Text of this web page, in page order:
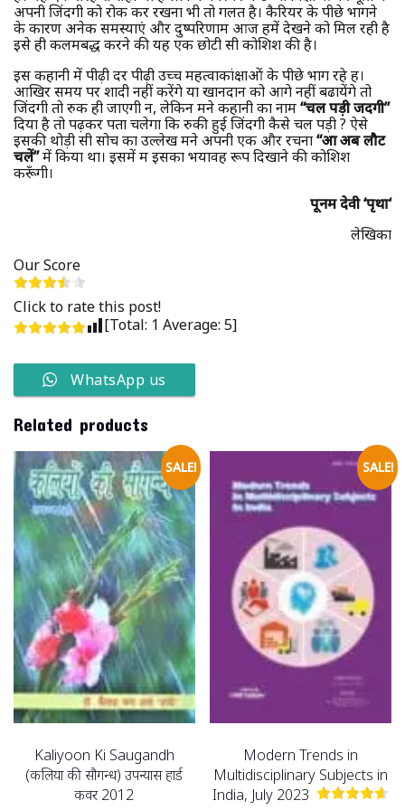
अपनी जिंदगी को रोक कर रखना भी तो गलत है। कैरियर के पीछे भागने
के कारण अनेक समस्याएं और दुष्परिणाम आज हमें देखने को मिल रही है
इसे ही कलमबद्ध करने की यह एक छोटी सी कोशिश की है।
इस कहानी में पीढ़ी दर पीढ़ी उच्च महत्वाकांक्षाओं के पीछे भाग रहे हैं।
आखिर समय पर शादी नहीं करेंगे या खानदान को आगे नहीं बढायेंगे तो
जिंदगी तो रुक ही जाएगी न, लेकिन मैंने कहानी का नाम“चल पड़ी जिंदगी”
दिया है तो पढ़कर पता चलेगा कि रुकी हुई जिंदगी कैसे चल पड़ी ? ऐसे
इसकी थोड़ी सी सोच का उल्लेख मैंने अपनी एक और रचना“आ अब लौट
चलें”में किया था। इसमें मैं इसका भयावह रूप दिखाने की कोशिश
करूँगी।
पूनम देवी‘पृथा‘
लेखिका
Our Score
Click to rate this post!
[Total: 1 Average: 5]
WhatsApp us
Related products
SALE!
Kaliyoon Ki Saugandh
(कलियों की सौगन्ध) उपन्यास हार्ड
कवर 2012
SALE!
Modern Trends in
Multidisciplinary Subjects in
India, July 2023